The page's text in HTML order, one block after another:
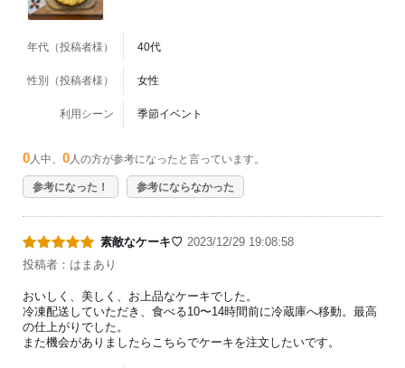
年代（投稿者様） 40代
性別（投稿者様） 女性
利用シーン 季節イベント
0 人中、 0 人の方が参考になったと言っています。
参考になった！ 参考にならなかった
素敵なケーキ♡ 2023/12/29 19:08:58
投稿者：はまあり
おいしく、美しく、お上品なケーキでした。
冷凍配送していただき、食べる10〜14時間前に冷蔵庫へ移動。最高
の仕上がりでした。
また機会がありましたらこちらでケーキを注文したいです。